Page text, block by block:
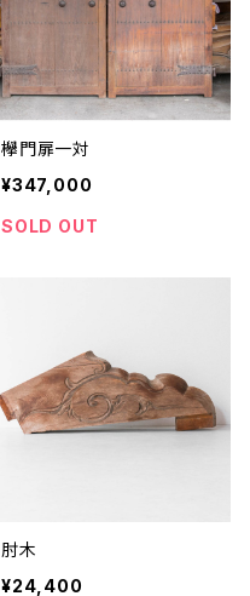
欅門扉一対
¥347,000
SOLD OUT
肘木
¥24,400